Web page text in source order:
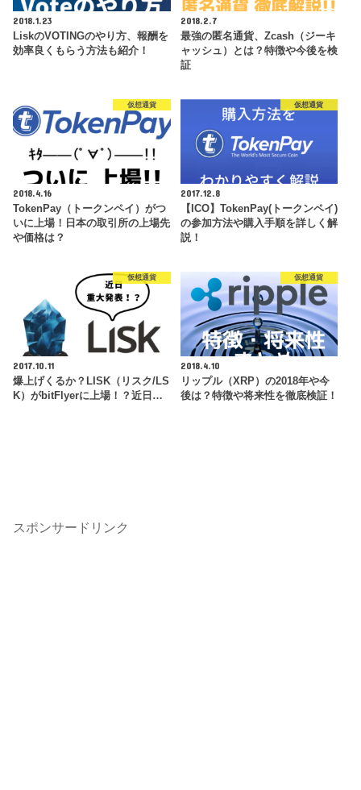
2018.1.23
LiskのVOTINGのやり方、報酬を
効率良くもらう方法も紹介！
2018.2.7
最強の匿名通貨、Zcash（ジーキ
ャッシュ）とは？特徴や今後を検
証
仮想通貨
2018.4.16
TokenPay（トークンペイ）がつ
いに上場！日本の取引所の上場先
や価格は？
仮想通貨
2017.12.8
【ICO】TokenPay(トークンペイ)
の参加方法や購入手順を詳しく解
説！
仮想通貨
2017.10.11
爆上げくるか？LISK（リスク/LS
K）がbitFlyerに上場！？近日…
仮想通貨
2018.4.10
リップル（XRP）の2018年や今
後は？特徴や将来性を徹底検証！
スポンサードリンク